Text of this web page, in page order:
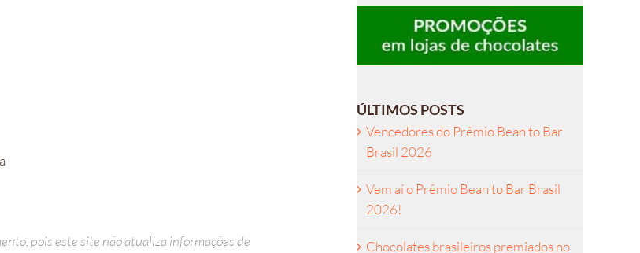
pois este site não atualiza informações de
ÚLTIMOS POSTS
Vencedores do Prêmio Bean to Bar
Brasil 2026
Vem aí o Prêmio Bean to Bar Brasil
2026!
Chocolates brasileiros premiados no